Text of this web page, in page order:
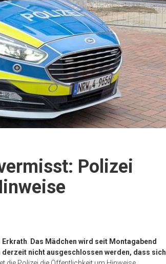
Polizei
Erkrath
Das Mädchen wird seit Montagabend
derzeit nicht ausgeschlossen werden, dass sich